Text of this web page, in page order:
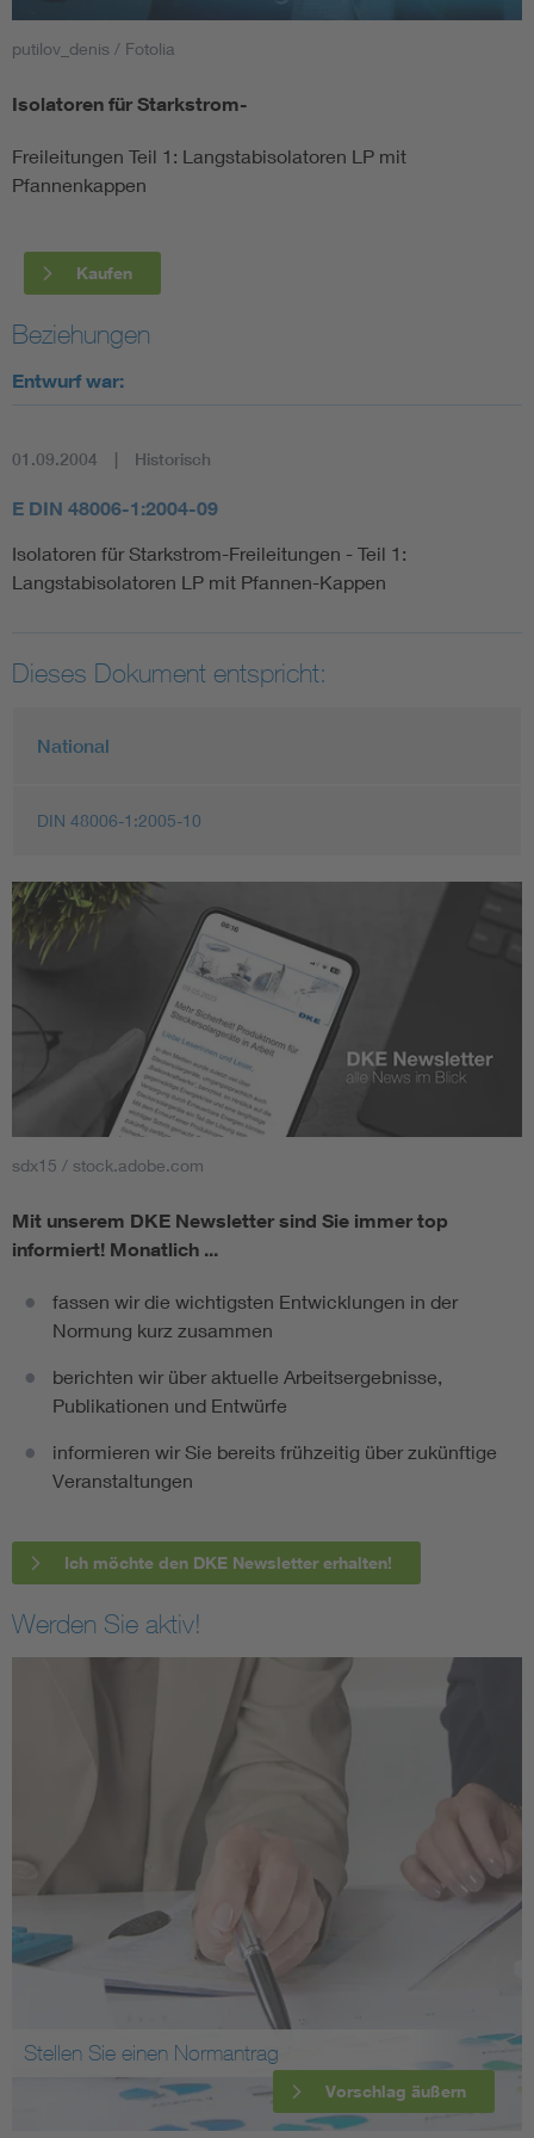
Smart Cities
DKE Fachinformationen im Kontext der Normung
Blitzschutz: DIN EN 62305 in der Übersicht
DIN VDE 0100 für sichere Elektroinstallationen
Elektrofachkraft (EFK)
putilov_denis / Fotolia
Isolatoren für Starkstrom-
Freileitungen Teil 1: Langstabisolatoren LP mit
Pfannenkappen
Kaufen
Beziehungen
Entwurf war:
01.09.2004 Historisch
E DIN 48006-1:2004-09
Isolatoren für Starkstrom-Freileitungen - Teil 1:
Langstabisolatoren LP mit Pfannen-Kappen
Dieses Dokument entspricht:
National
DIN 48006-1:2005-10
sdx15 / stock.adobe.com
Mit unserem DKE Newsletter sind Sie immer top
informiert! Monatlich ...
fassen wir die wichtigsten Entwicklungen in der
Normung kurz zusammen
berichten wir über aktuelle Arbeitsergebnisse,
Publikationen und Entwürfe
informieren wir Sie bereits frühzeitig über zukünftige
Veranstaltungen
Ich möchte den DKE Newsletter erhalten!
Werden Sie aktiv!
Stellen Sie einen Normantrag
Vorschlag äußern